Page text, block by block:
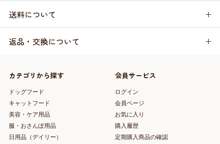
送料について
返品・交換について
カテゴリから探す
ドッグフード
キャットフード
美容・ケア用品
服・おさんぽ用品
日用品（デイリー）
会員サービス
ログイン
会員ページ
お気に入り
購入履歴
定期購入商品の確認